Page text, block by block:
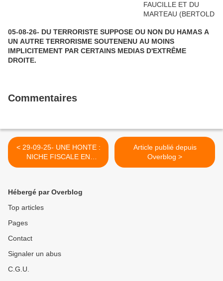
05-08-26- DU TERRORISTE SUPPOSE OU NON DU HAMAS A
UN AUTRE TERRORISME SOUTENENU AU MOINS
IMPLICITEMENT PAR CERTAINS MEDIAS D'EXTRÊME
DROITE.
Commentaires
< 29-09-25- UNE HONTE :
NICHE FISCALE EN
FAVEUR DE TSAHAL
Article publié depuis
Overblog >
Hébergé par Overblog
Top articles
Pages
Contact
Signaler un abus
C.G.U.